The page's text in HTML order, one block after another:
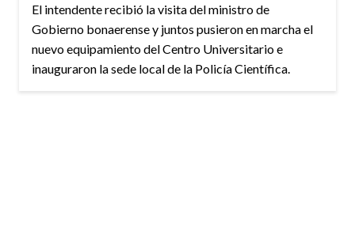
El intendente recibió la visita del ministro de
Gobierno bonaerense y juntos pusieron en marcha el
nuevo equipamiento del Centro Universitario e
inauguraron la sede local de la Policía Científica.